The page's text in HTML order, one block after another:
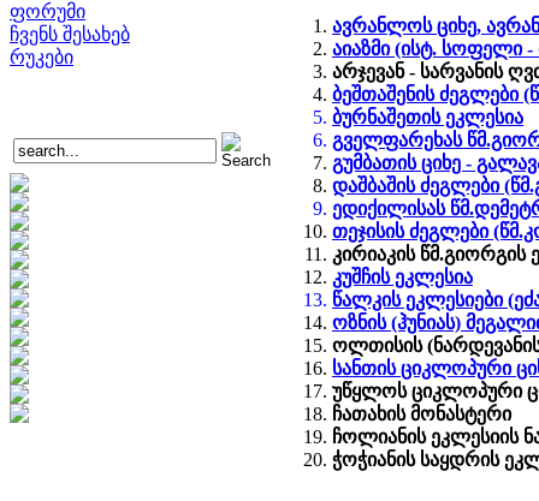
ფორუმი
ჩვენს შესახებ
რუკები
ავრანლოს ციხე,
აიაზმი (ისტ. სოფელი
არჯევან - სარვანის
ბეშთაშენის ძეგლები
ბურნაშეთის ეკლესია
გველფარეხას
გუმბათის ციხე -
დაშბაშის ძეგლები
ედიქილისას
თეჯისის ძეგლები
კირიაკის წმ.გიორგის
კუშჩის ეკლესია
წალკის ეკლესიები
ოზნის (ჰუნიას)
ოლთისის
სანთის ციკლოპური
უწყლოს ციკლოპური
ჩათახის მონასტერი
ჩოლიანის ეკლესიის
ჭოჭიანის საყდრის